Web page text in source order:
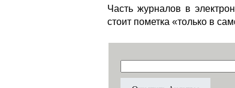
Часть журналов в
стоит пометка «только в